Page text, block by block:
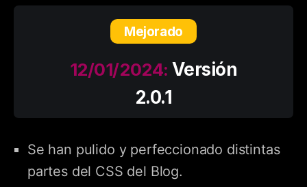
Mejorado
12/01/2024:Versión
2.0.1
Se han pulido y perfeccionado distintas
partes del CSS del Blog.